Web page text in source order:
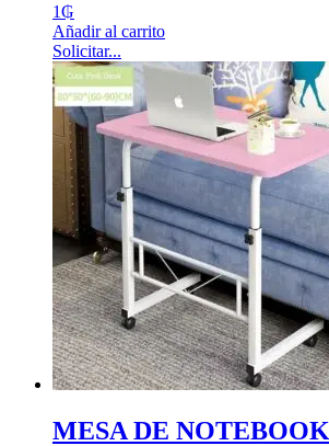
1₲
Añadir al carrito
Solicitar...
MESA DE